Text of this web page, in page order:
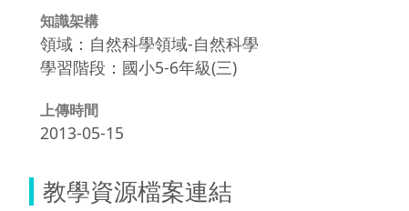
知識架構
領域：自然科學領域-自然科學
學習階段：國小5-6年級(三)
上傳時間
2013-05-15
教學資源檔案連結